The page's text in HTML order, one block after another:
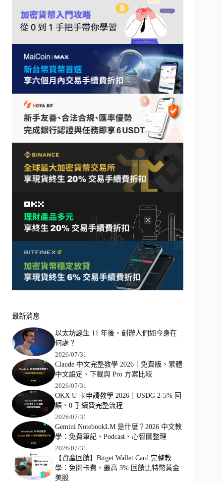
最新消息
以太坊誕生 11 年後，創辦人們如今身在
何處？
2026/07/31
Claude 中文完整教學 2026｜免費版、繁體
中文設定、下載與 Pro 方案比較
2026/07/31
OKX U 卡申請教學 2026｜USDG 2-5% 回
饋、0 手續費完整流程
2026/07/31
Gemini NotebookLM 是什麼？2026 中文教
學：免費筆記、Podcast、心智圖整理
2026/07/31
【資產回饋】Bitget Wallet Card 完整教
學：免開卡費、最高 3% 回饋比特幣黃金
美股